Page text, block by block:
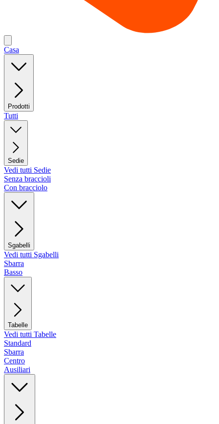
Casa
Prodotti
Tutti
Sedie
Vedi tutti Sedie
Senza braccioli
Con bracciolo
Sgabelli
Vedi tutti Sgabelli
Sbarra
Basso
Tabelle
Vedi tutti Tabelle
Standard
Sbarra
Centro
Ausiliari